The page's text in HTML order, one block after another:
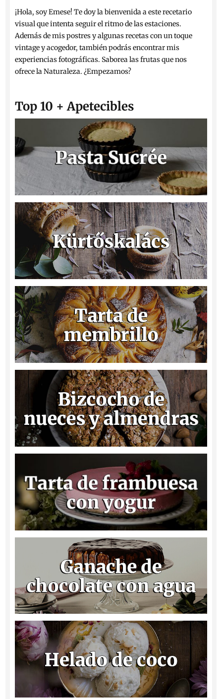
¡Hola, soy Emese! Te doy la bienvenida a este recetario
visual que intenta seguir el ritmo de las estaciones.
Además de mis postres y algunas recetas con un toque
vintage y acogedor, también podrás encontrar mis
experiencias fotográficas. Saborea las frutas que nos
ofrece la Naturaleza. ¿Empezamos?
Top 10 + Apetecibles